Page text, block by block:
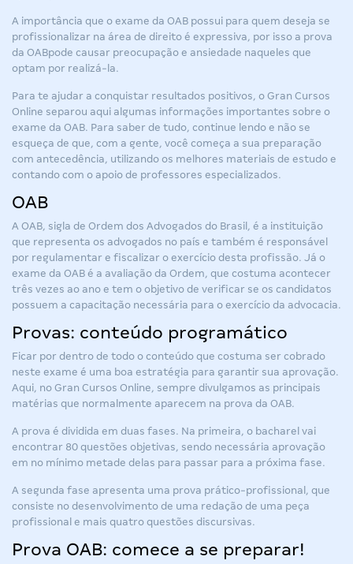
A importância que o exame da OAB possui para quem deseja se
profissionalizar na área de direito é expressiva, por isso a prova
da OABpode causar preocupação e ansiedade naqueles que
optam por realizá-la.
Para te ajudar a conquistar resultados positivos, o Gran Cursos
Online separou aqui algumas informações importantes sobre o
exame da OAB. Para saber de tudo, continue lendo e não se
esqueça de que, com a gente, você começa a sua preparação
com antecedência, utilizando os melhores materiais de estudo e
contando com o apoio de professores especializados.
OAB
A OAB, sigla de Ordem dos Advogados do Brasil, é a instituição
que representa os advogados no país e também é responsável
por regulamentar e fiscalizar o exercício desta profissão. Já o
exame da OAB é a avaliação da Ordem, que costuma acontecer
três vezes ao ano e tem o objetivo de verificar se os candidatos
possuem a capacitação necessária para o exercício da advocacia.
Provas: conteúdo programático
Ficar por dentro de todo o conteúdo que costuma ser cobrado
neste exame é uma boa estratégia para garantir sua aprovação.
Aqui, no Gran Cursos Online, sempre divulgamos as principais
matérias que normalmente aparecem na prova da OAB.
A prova é dividida em duas fases. Na primeira, o bacharel vai
encontrar 80 questões objetivas, sendo necessária aprovação
em no mínimo metade delas para passar para a próxima fase.
A segunda fase apresenta uma prova prático-profissional, que
consiste no desenvolvimento de uma redação de uma peça
profissional e mais quatro questões discursivas.
Prova OAB: comece a se preparar!